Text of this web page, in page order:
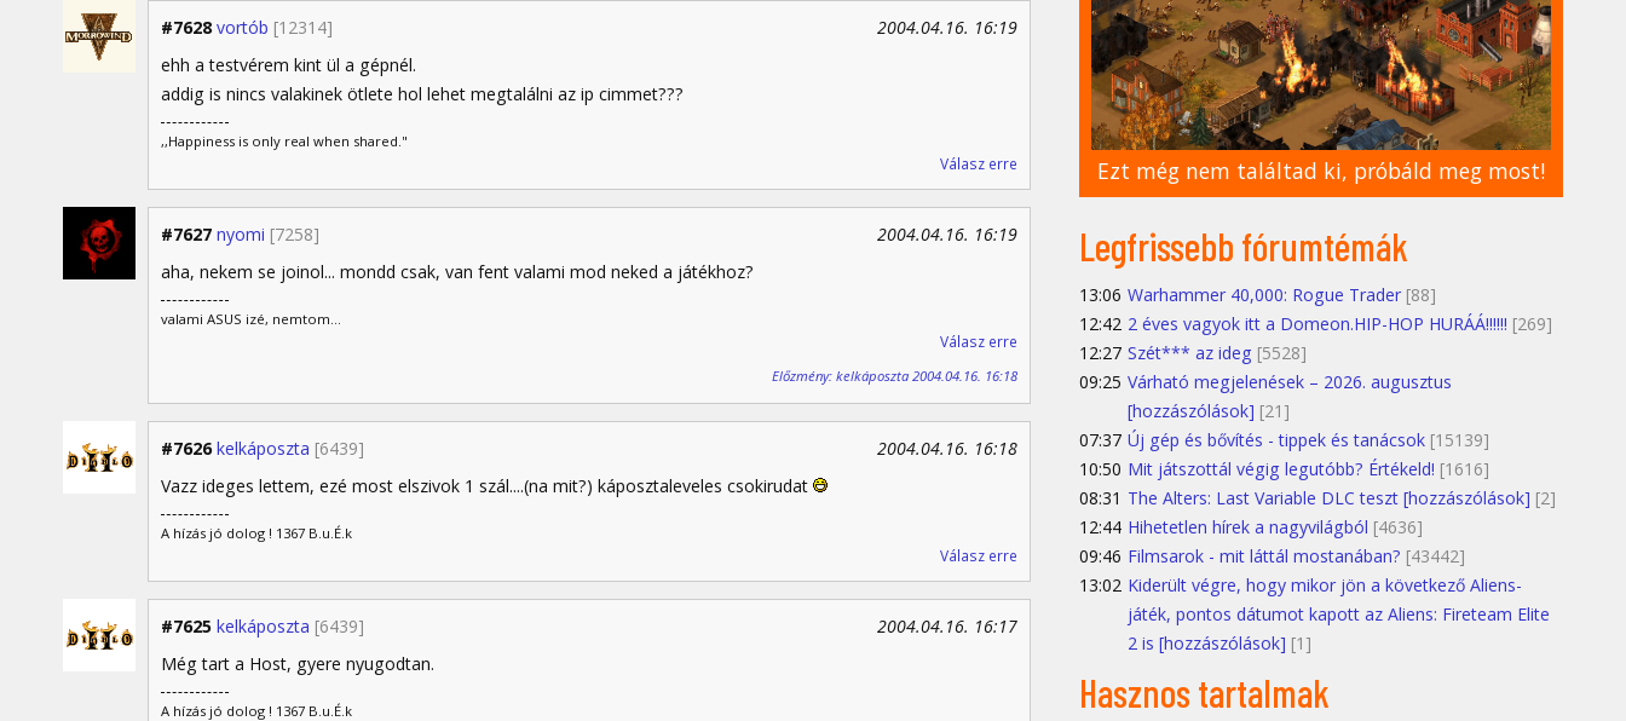
#7628 vortób [12314]
2004.04.16. 16:19
ehh a testvérem kint ül a gépnél.
addig is nincs valakinek ötlete hol lehet megtalálni az ip cimmet???
,,Happiness is only real when shared."
Válasz erre
#7627 nyomi [7258]
2004.04.16. 16:19
aha, nekem se joinol... mondd csak, van fent valami mod neked a játékhoz?
valami ASUS izé, nemtom...
Válasz erre
Előzmény: kelkáposzta 2004.04.16. 16:18
#7626 kelkáposzta [6439]
2004.04.16. 16:18
Vazz ideges lettem, ezé most elszivok 1 szál....(na mit?) káposztaleveles csokirudat
A hízás jó dolog ! 1367 B.u.É.k
Válasz erre
#7625 kelkáposzta [6439]
2004.04.16. 16:17
Még tart a Host, gyere nyugodtan.
A hízás jó dolog ! 1367 B.u.É.k
Ezt még nem találtad ki, próbáld meg most!
Legfrissebb fórumtémák
13:06 Warhammer 40,000: Rogue Trader [88]
12:42 2 éves vagyok itt a Domeon.HIP-HOP HURÁÁ!!!!!! [269]
12:27 Szét*** az ideg [5528]
09:25 Várható megjelenések – 2026. augusztus
[hozzászólások] [21]
07:37 Új gép és bővítés - tippek és tanácsok [15139]
10:50 Mit játszottál végig legutóbb? Értékeld! [1616]
08:31 The Alters: Last Variable DLC teszt [hozzászólások] [2]
12:44 Hihetetlen hírek a nagyvilágból [4636]
09:46 Filmsarok - mit láttál mostanában? [43442]
13:02 Kiderült végre, hogy mikor jön a következő Aliens-
játék, pontos dátumot kapott az Aliens: Fireteam Elite
2 is [hozzászólások] [1]
Hasznos tartalmak